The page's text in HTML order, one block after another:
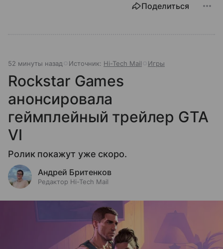
Поделиться
52 минуты назад Источник: Hi-Tech Mail Игры
Rockstar Games
анонсировала
геймплейный трейлер GTA
VI
Ролик покажут уже скоро.
Андрей Бритенков
Редактор Hi-Tech Mail